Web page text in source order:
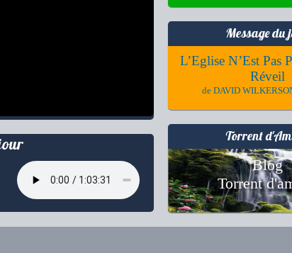
Message du
L’Eglise N’Est Pas
Réveil
de DAVID
Torrent
Blog
Torrent